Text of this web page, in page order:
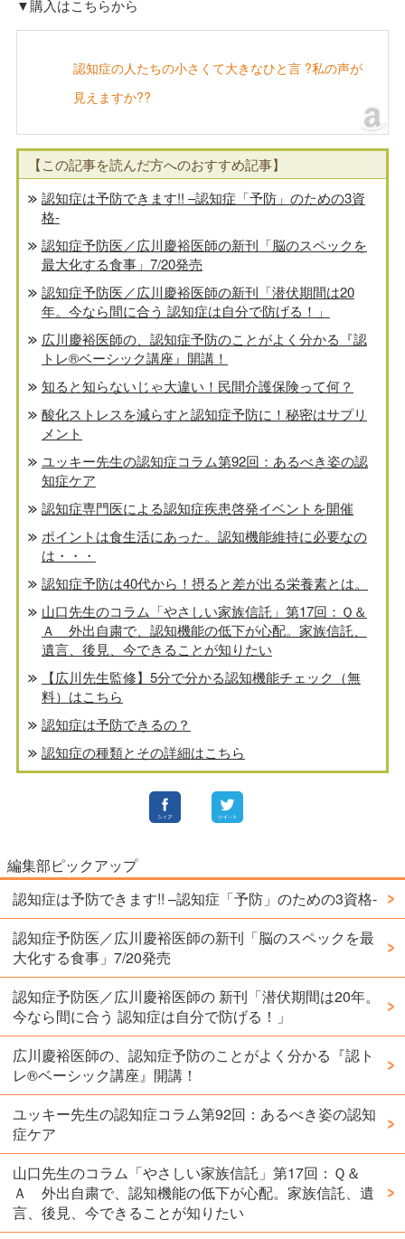
▼購入はこちらから
認知症の人たちの小さくて大きなひと言 ?私の声が
見えますか??
【この記事を読んだ方へのおすすめ記事】
認知症は予防できます!! –認知症「予防」のための3資
格-
認知症予防医／広川慶裕医師の新刊「脳のスペックを
最大化する食事」7/20発売
認知症予防医／広川慶裕医師の新刊「潜伏期間は20
年。今なら間に合う 認知症は自分で防げる！」
広川慶裕医師の、認知症予防のことがよく分かる『認
トレ®️ベーシック講座』開講！
知ると知らないじゃ大違い！民間介護保険って何？
酸化ストレスを減らすと認知症予防に！秘密はサプリ
メント
ユッキー先生の認知症コラム第92回：あるべき姿の認
知症ケア
認知症専門医による認知症疾患啓発イベントを開催
ポイントは食生活にあった。認知機能維持に必要なの
は・・・
認知症予防は40代から！摂ると差が出る栄養素とは。
山口先生のコラム「やさしい家族信託」第17回：Ｑ＆
Ａ 外出自粛で、認知機能の低下が心配。家族信託、
遺言、後見、今できることが知りたい
【広川先生監修】5分で分かる認知機能チェック（無
料）はこちら
認知症は予防できるの？
認知症の種類とその詳細はこちら
編集部ピックアップ
認知症は予防できます!! –認知症「予防」のための3資格-
認知症予防医／広川慶裕医師の新刊「脳のスペックを最
大化する食事」7/20発売
認知症予防医／広川慶裕医師の 新刊「潜伏期間は20年。
今なら間に合う 認知症は自分で防げる！」
広川慶裕医師の、認知症予防のことがよく分かる『認ト
レ®️ベーシック講座』開講！
ユッキー先生の認知症コラム第92回：あるべき姿の認知
症ケア
山口先生のコラム「やさしい家族信託」第17回：Ｑ＆
Ａ 外出自粛で、認知機能の低下が心配。家族信託、遺
言、後見、今できることが知りたい